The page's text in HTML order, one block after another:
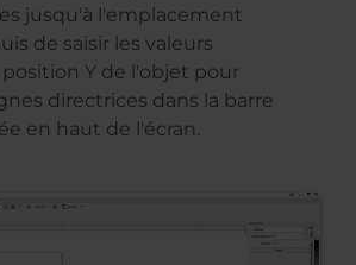
jusqu'à l'emplacement
de saisir les valeurs
Y de l'objet pour
directrices dans la barre
en haut de l'écran.